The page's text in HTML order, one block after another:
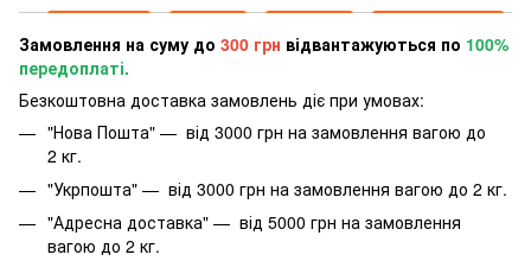
Замовлення на суму до 300 грн відвантажуються по 100%
передоплаті.
Безкоштовна доставка замовлень діє при умовах:
"Нова Пошта" — від 3000 грн на замовлення вагою до
2 кг.
"Укрпошта" — від 3000 грн на замовлення вагою до 2 кг.
"Адресна доставка" — від 5000 грн на замовлення
вагою до 2 кг.